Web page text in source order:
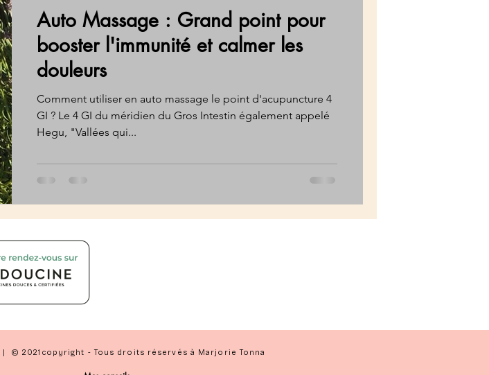
Auto Massage : Grand point pour
booster l'immunité et calmer les
douleurs
Comment utiliser en auto massage le point d'acupuncture 4
GI ? Le 4 GI du méridien du Gros Intestin également appelé
Hegu, "Vallées qui...
| © 2021copyright - Tous droits réservés à Marjorie Tonna